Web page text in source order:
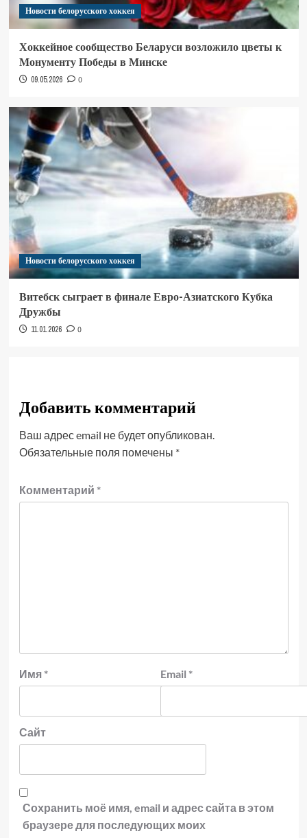
Новости белорусского хоккея
Хоккейное сообщество Беларуси возложило цветы к
Монументу Победы в Минске
09.05.2026 0
Новости белорусского хоккея
Витебск сыграет в финале Евро-Азиатского Кубка
Дружбы
11.01.2026 0
Добавить комментарий
Ваш адрес email не будет опубликован.
Обязательные поля помечены *
Комментарий *
Имя * Email *
Сайт
Сохранить моё имя, email и адрес сайта в этом
браузере для последующих моих